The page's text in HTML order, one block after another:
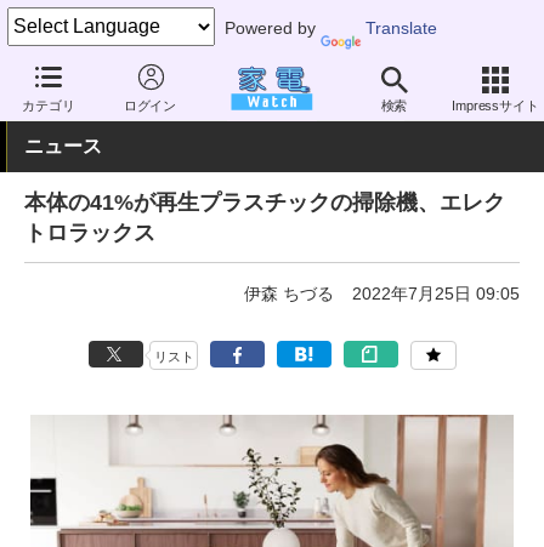
Powered by Translate
カテゴリ ログイン 検索 Impressサイト
家電 Watch 生活家電 掃除機 スティック型
ニュース
本体の41%が再生プラスチックの掃除機、エレク
トロラックス
伊森 ちづる 2022年7月25日 09:05
リスト